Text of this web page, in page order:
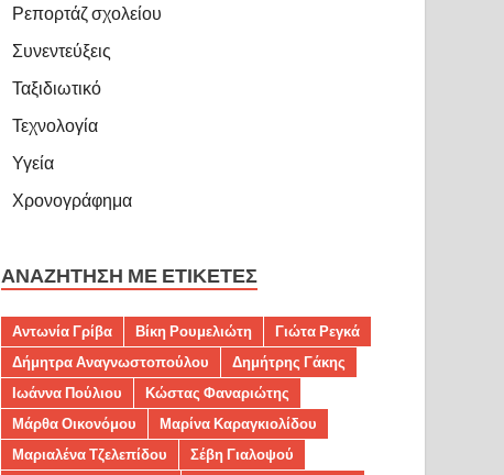
Ρεπορτάζ σχολείου
Συνεντεύξεις
Ταξιδιωτικό
Τεχνολογία
Υγεία
Χρονογράφημα
ΑΝΑΖΉΤΗΣΗ ΜΕ ΕΤΙΚΈΤΕΣ
Αντωνία Γρίβα Βίκη Ρουμελιώτη
Γιώτα Ρεγκά
Δήμητρα Αναγνωστοπούλου
Δημήτρης Γάκης
Ιωάννα Πούλιου
Κώστας Φαναριώτης
Μάρθα Οικονόμου
Μαρίνα Καραγκιολίδου
Μαριαλένα Τζελεπίδου
Σέβη Γιαλοψού